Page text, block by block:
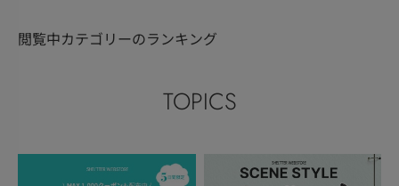
閲覧中カテゴリーのランキング
TOPICS